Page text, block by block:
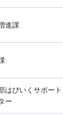
進課
はぴいくサポート
ー